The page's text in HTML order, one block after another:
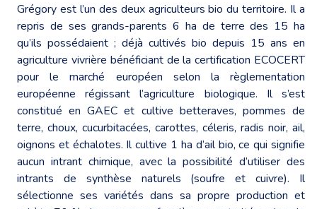
Grégory est l’un des deux agriculteurs bio du territoire. Il a
repris de ses grands-parents 6 ha de terre des 15 ha
qu’ils possédaient ; déjà cultivés bio depuis 15 ans en
agriculture vivrière bénéficiant de la certification ECOCERT
pour le marché européen selon la règlementation
européenne régissant l’agriculture biologique. Il s’est
constitué en GAEC et cultive betteraves, pommes de
terre, choux, cucurbitacées, carottes, céleris, radis noir, ail,
oignons et échalotes. Il cultive 1 ha d’ail bio, ce qui signifie
aucun intrant chimique, avec la possibilité d’utiliser des
intrants de synthèse naturels (soufre et cuivre). Il
sélectionne ses variétés dans sa propre production et